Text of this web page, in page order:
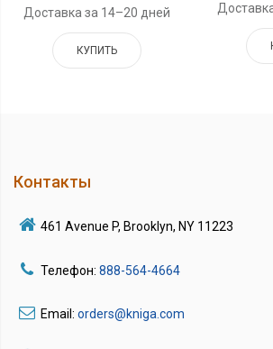
Доставка за 14–20 дней
КУПИТЬ
Контакты
461 Avenue P, Brooklyn, NY 11223
Телефон: 888-564-4664
Email: orders@kniga.com